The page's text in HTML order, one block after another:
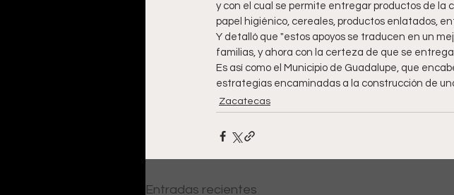
y con el cual se permite entregar productos de la
papel higiénico, cereales, productos enlatados,
Y detalló que "estos apoyos se traducen en un
familias, y ahora con la certeza de que se
Es así como el Municipio de Guadalupe, que
estrategias encaminadas a la construcción de
Zacatecas
Entradas recientes